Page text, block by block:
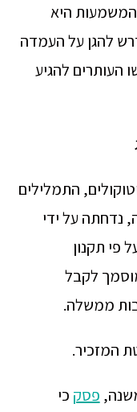
היא
להגן על העמדה
העותרים להגיע
התמלילים
נדחתה על ידי
פי תקנון
לקבל
ממשלה.
המזכיר.
פסק כי